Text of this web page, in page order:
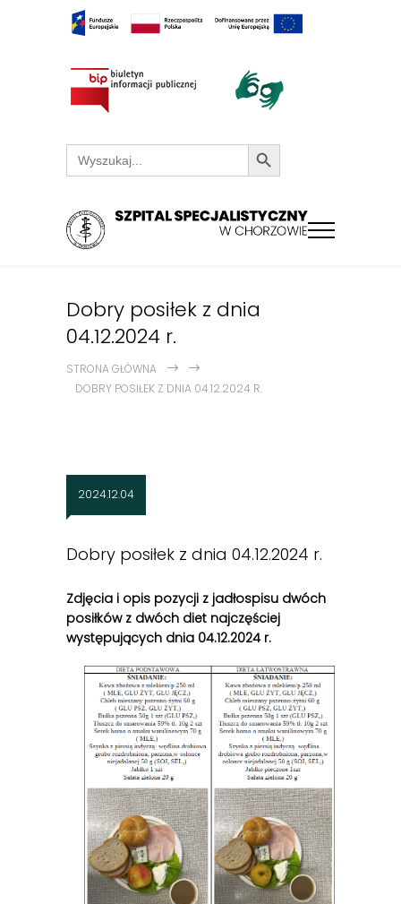
Search
for:
Search Button
Dobry posiłek z dnia
04.12.2024 r.
STRONA GŁÓWNA
DOBRY POSIŁEK Z DNIA 04.12.2024 R.
2024.12.04
Dobry posiłek z dnia 04.12.2024 r.
Zdjęcia i opis pozycji z jadłospisu dwóch
posiłków z dwóch diet najczęściej
występujących dnia 04.12.2024 r.